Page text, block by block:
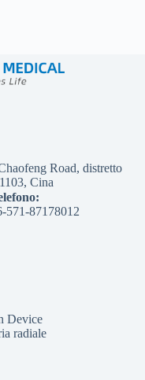
Road, distretto
Cina
571-87178012
Device
radiale